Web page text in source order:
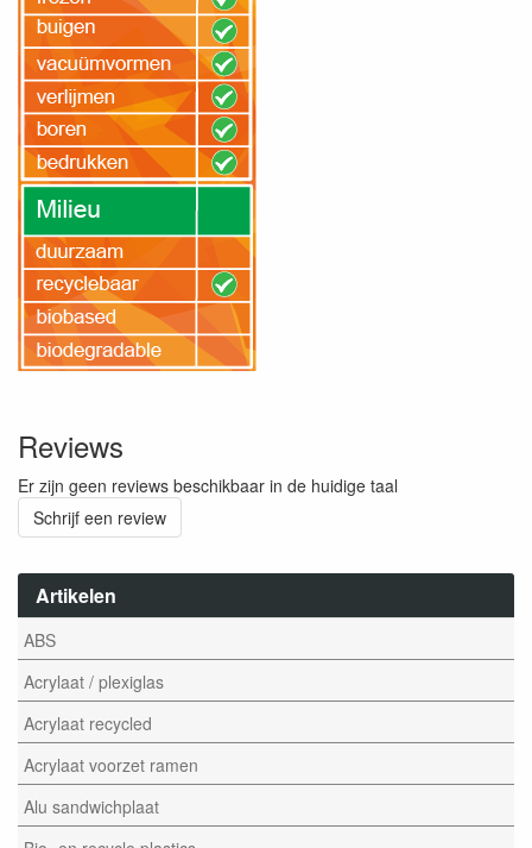
Artikelen
ABS
Acrylaat / plexiglas
Acrylaat recycled
Acrylaat voorzet ramen
Alu sandwichplaat
Reviews
Er zijn geen reviews beschikbaar in de huidige taal
Schrijf een review